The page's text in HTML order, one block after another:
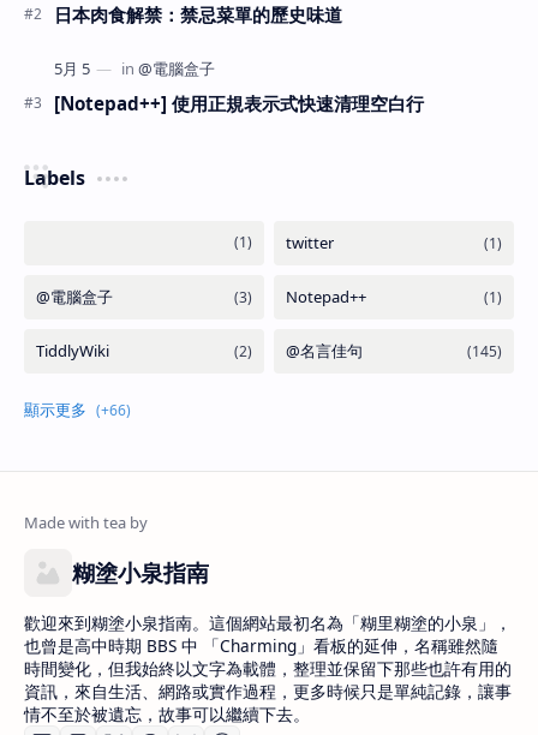
日本肉食解禁：禁忌菜單的歷史味道
[Notepad++] 使用正規表示式快速清理空白行
Labels
糊塗小泉指南
歡迎來到糊塗小泉指南。這個網站最初名為「糊里糊塗的小泉」，
也曾是高中時期 BBS 中 「Charming」看板的延伸，名稱雖然隨
時間變化，但我始終以文字為載體，整理並保留下那些也許有用的
資訊，來自生活、網路或實作過程，更多時候只是單純記錄，讓事
情不至於被遺忘，故事可以繼續下去。